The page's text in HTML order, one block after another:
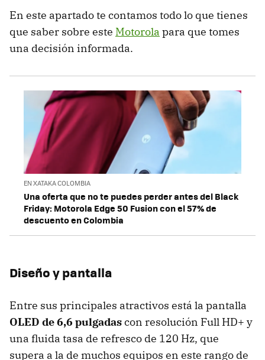
En este apartado te contamos todo lo que tienes
que saber sobre este Motorola para que tomes
una decisión informada.
EN XATAKA COLOMBIA
Una oferta que no te puedes perder antes del Black
Friday: Motorola Edge 50 Fusion con el 57% de
descuento en Colombia
Diseño y pantalla
Entre sus principales atractivos está la pantalla
OLED de 6,6 pulgadascon resolución Full HD+ y
una fluida tasa de refresco de 120 Hz, que
supera a la de muchos equipos en este rango de